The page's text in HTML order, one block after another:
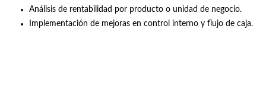
Análisis de rentabilidad por producto o unidad de negocio.
Implementación de mejoras en control interno y flujo de caja.